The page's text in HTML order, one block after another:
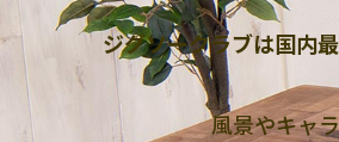
ジグソークラブは国内
風景やキャ